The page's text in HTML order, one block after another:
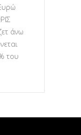
άνω
του